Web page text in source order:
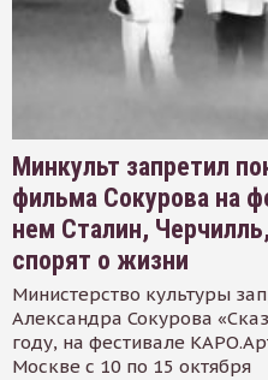
Минкульт запретил
фильма Сокурова на
нем Сталин,
спорят о жизни
Министерство культуры
Александра Сокурова
году, на фестивале
Москве с 10 по 15 октября